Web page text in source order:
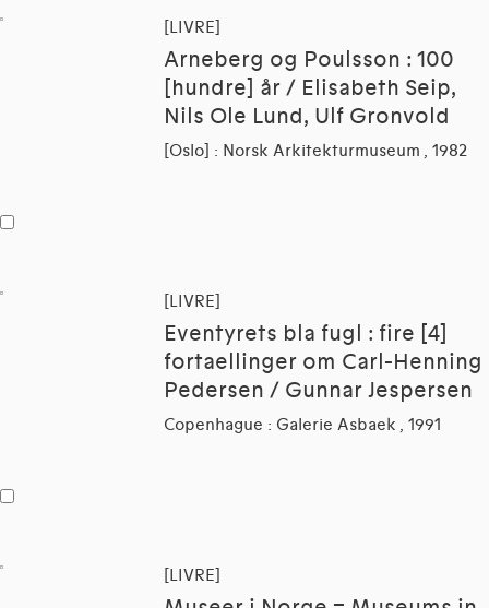
[LIVRE]
Arneberg og Poulsson : 100
[hundre] år / Elisabeth Seip,
Nils Ole Lund, Ulf Gronvold
[Oslo] : Norsk Arkitekturmuseum , 1982
[LIVRE]
Eventyrets bla fugl : fire [4]
fortaellinger om Carl-Henning
Pedersen / Gunnar Jespersen
Copenhague : Galerie Asbaek , 1991
[LIVRE]